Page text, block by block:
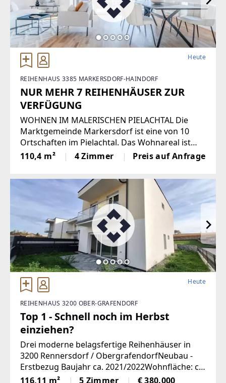
Heute
REIHENHAUS 3385 MARKERSDORF-HAINDORF
NUR MEHR 7 REIHENHÄUSER ZUR
VERFÜGUNG
WOHNEN IM MALERISCHEN PIELACHTAL Die
Marktgemeinde Markersdorf ist eine von 10
Ortschaften im Pielachtal. Das Wohnareal ist
nur wenige Gehminuten vom Ortskern entfernt
und umfasst 14 topmoderne Reihenhäuser. Die
110,4 m² 4 Zimmer Preis auf Anfrage
Heute
REIHENHAUS 3200 OBER-GRAFENDORF
Top 1 - Schnell noch im Herbst
einziehen?
Drei moderne belagsfertige Reihenhäuser in
3200 Rennersdorf / ObergrafendorfNeubau -
Erstbezug Baujahr ca. 2021/2022Wohnfläche: ca.
116,11 m² pro HausGrundstücksgrößen: ca.
116,11 m² 5 Zimmer € 380.000